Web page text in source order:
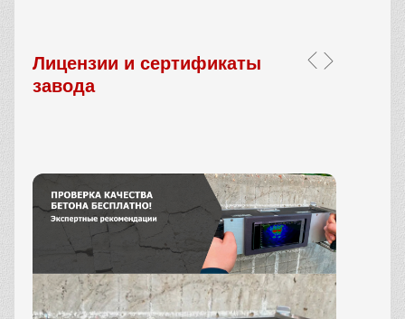
Лицензии и сертификаты
завода